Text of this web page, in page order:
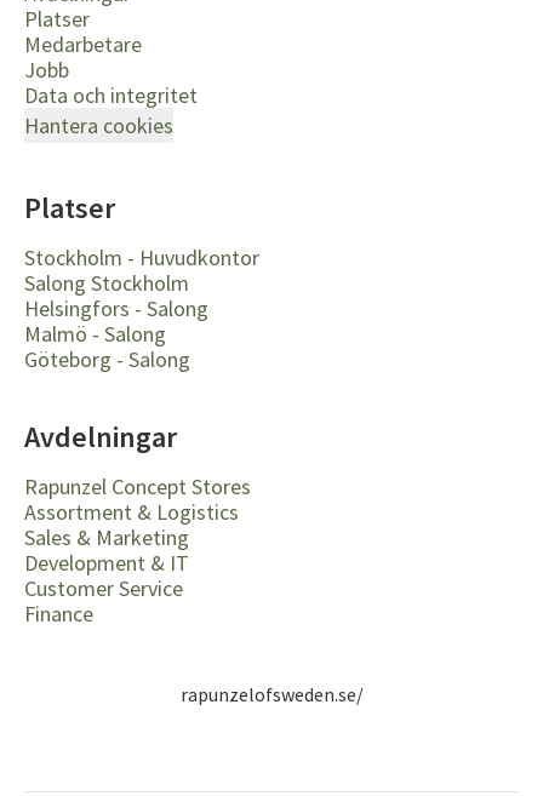
Platser
Medarbetare
Jobb
Data och integritet
Hantera cookies
Platser
Stockholm - Huvudkontor
Salong Stockholm
Helsingfors - Salong
Malmö - Salong
Göteborg - Salong
Avdelningar
Rapunzel Concept Stores
Assortment & Logistics
Sales & Marketing
Development & IT
Customer Service
Finance
rapunzelofsweden.se/